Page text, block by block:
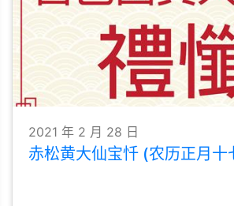
2021 年 2 月 28 日
赤松黄大仙宝忏 (农历正月十